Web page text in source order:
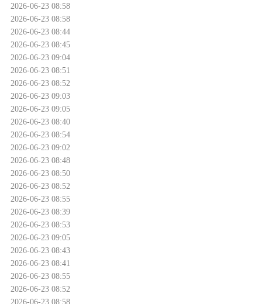
2026-06-23 08:58
2026-06-23 08:58
2026-06-23 08:44
2026-06-23 08:45
2026-06-23 09:04
2026-06-23 08:51
2026-06-23 08:52
2026-06-23 09:03
2026-06-23 09:05
2026-06-23 08:40
2026-06-23 08:54
2026-06-23 09:02
2026-06-23 08:48
2026-06-23 08:50
2026-06-23 08:52
2026-06-23 08:55
2026-06-23 08:39
2026-06-23 08:53
2026-06-23 09:05
2026-06-23 08:43
2026-06-23 08:41
2026-06-23 08:55
2026-06-23 08:52
2026-06-23 08:58